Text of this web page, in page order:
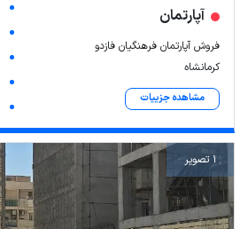
آپارتمان
فروش آپارتمان فرهنگیان فازدو
کرمانشاه
مشاهده جزییات
1 تصویر